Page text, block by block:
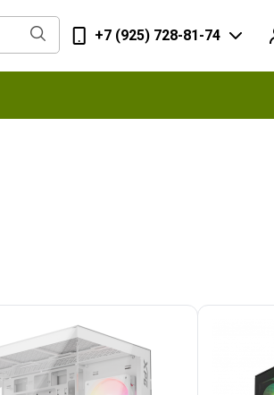
+7 (925) 728-81-74